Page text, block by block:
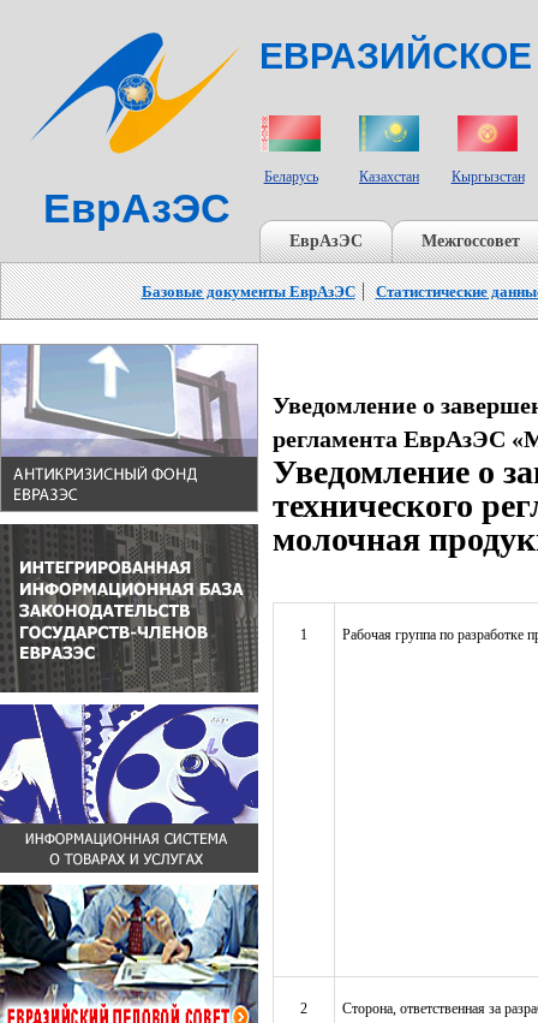
ЕврАзЭС
Беларусь Казахстан Кыргызстан
ЕврАзЭС Межгоссовет
Базовые документы ЕврАзЭС Статистические
Уведомление о
регламента ЕврАзЭС
Уведомление о
технического
молочная
1 Рабочая группа по разработке
2
Сторона, ответственная за